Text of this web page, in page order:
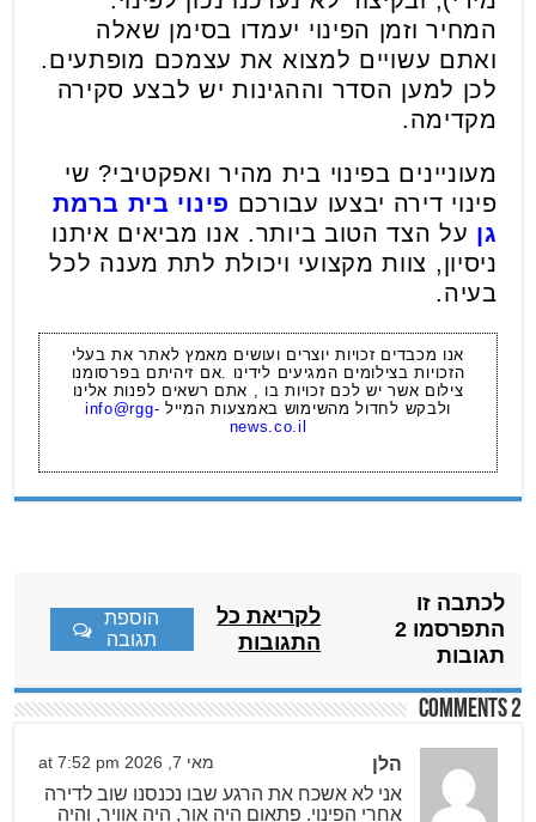
המחיר וזמן הפינוי יעמדו בסימן שאלה
ואתם עשויים למצוא את עצמכם מופתעים.
לכן למען הסדר וההגינות יש לבצע סקירה
מקדימה.
מעוניינים בפינוי בית מהיר ואפקטיבי? שי
פינוי דירה יבצעו עבורכם פינוי בית ברמת
גן על הצד הטוב ביותר. אנו מביאים איתנו
ניסיון, צוות מקצועי ויכולת לתת מענה לכל
בעיה.
אנו מכבדים זכויות יוצרים ועושים מאמץ לאתר את בעלי
הזכויות בצילומים המגיעים לידינו .אם זיהיתם בפרסומנו
צילום אשר יש לכם זכויות בו , אתם רשאים לפנות אלינו
ולבקש לחדול מהשימוש באמצעות המייל info@rgg-
news.co.il
לכתבה זו
התפרסמו 2
תגובות
לקריאת כל
התגובות
הוספת
תגובה
2 comments
הלן מאי 7, 2026 at 7:52 pm
אני לא אשכח את הרגע שבו נכנסנו שוב לדירה
אחרי הפינוי. פתאום היה אור, היה אוויר, והיה